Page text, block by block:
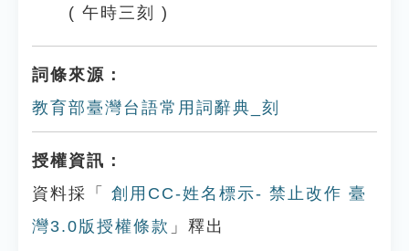
( 午時三刻 )
詞條來源：
教育部臺灣台語常用詞辭典_刻
授權資訊：
資料採「
創用CC-姓名標示- 禁止改作 臺
灣3.0版授權條款 」釋出